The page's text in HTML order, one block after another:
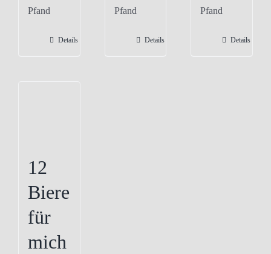
Pfand
Details
Varianten
Pfand
Details
Pfand
Details
12
Biere
für
mich